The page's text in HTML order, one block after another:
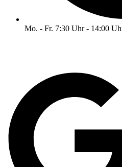
Mo. - Fr. 7:30 Uhr - 14:00